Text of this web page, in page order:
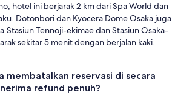
hotel ini berjarak 2 km dari Spa World dan
Dotonbori dan Kyocera Dome Osaka juga
Tennoji-ekimae dan Stasiun Osaka-
sekitar 5 menit dengan berjalan kaki.
membatalkan reservasi di secara
refund penuh?